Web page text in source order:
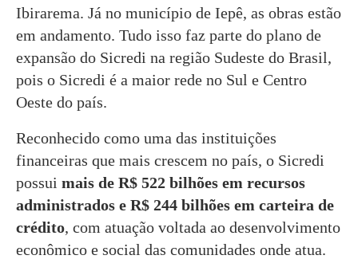
Ibirarema. Já no município de Iepê, as obras estão
em andamento. Tudo isso faz parte do plano de
expansão do Sicredi na região Sudeste do Brasil,
pois o Sicredi é a maior rede no Sul e Centro
Oeste do país.
Reconhecido como uma das instituições
financeiras que mais crescem no país, o Sicredi
possui mais de R$ 522 bilhões em recursos
administrados e R$ 244 bilhões em carteira de
crédito, com atuação voltada ao desenvolvimento
econômico e social das comunidades onde atua.